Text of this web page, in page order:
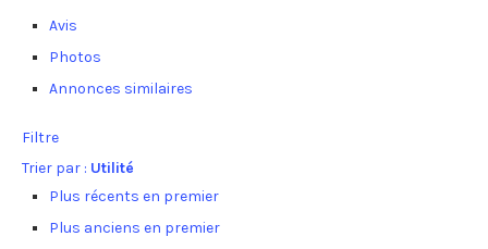
Avis
Photos
Annonces similaires
Filtre
Trier par : Utilité
Plus récents en premier
Plus anciens en premier